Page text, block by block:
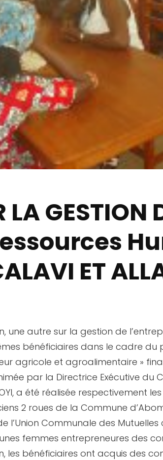
GESTION
ET
autre sur la gestion de
bénéficiaires dans le cadre
agricole et agroalimentaire »
par la Directrice Exécutive du
a été réalisée respectivement
2 roues de la Commune
l’Union Communale des Mutuelles
femmes entrepreneures des
les bénéficiaires ont acquis des